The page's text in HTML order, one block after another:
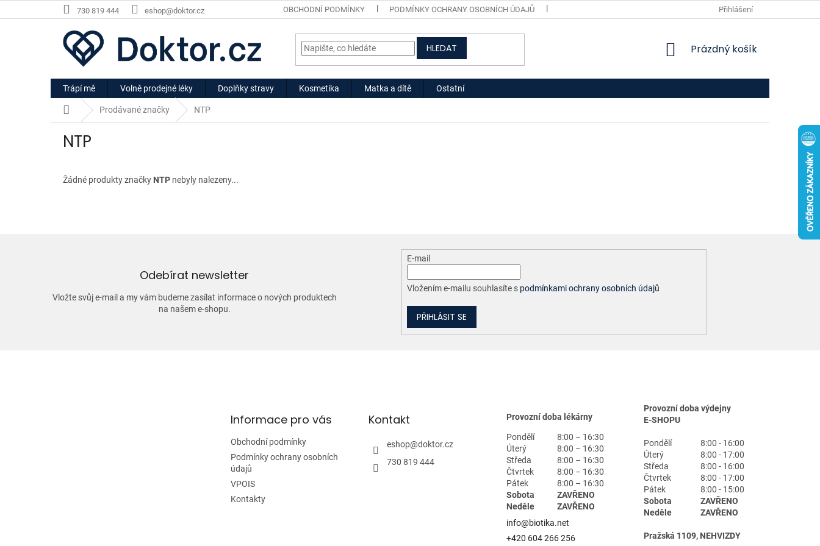
na
730 819 444 eshop@doktor.cz OBCHODNÍ PODMÍNKY PODMÍNKY OCHRANY OSOBNÍCH ÚDAJŮ Přihlášení
HLEDAT
NÁKUPNÍ
Prázdný košík
Trápí mě Volně prodejné léky Doplňky stravy Kosmetika Matka a dítě Ostatní
Domů Prodávané značky NTP
NTP
Žádné produkty značky NTP nebyly nalezeny...
Odebírat newsletter
Vložte svůj e-mail a my vám budeme zasílat informace o nových produktech
na našem e-shopu.
E-mail
Vložením e-mailu souhlasíte s podmínkami ochrany osobních údajů
PŘIHLÁSIT SE
Informace pro vás
Obchodní podmínky
Podmínky ochrany osobních
údajů
VPOIS
Kontakty
Kontakt
eshop@doktor.cz
730 819 444
Provozní doba lékárny
Pondělí
8:00 – 16:30
Úterý
8:00 – 16:30
Středa
8:00 – 16:30
Čtvrtek
8:00 – 16:30
Pátek
8:00 – 16:30
Sobota
ZAVŘENO
Neděle
ZAVŘENO
info@biotika.net
+420 604 266 256
Provozní doba výdejny
E-SHOPU
Pondělí
8:00 - 16:00
Úterý
8:00 - 17:00
Středa
8:00 - 16:00
Čtvrtek
8:00 - 17:00
Pátek
8:00 - 15:00
Sobota
ZAVŘENO
Neděle
ZAVŘENO
Pražská 1109, NEHVIZDY